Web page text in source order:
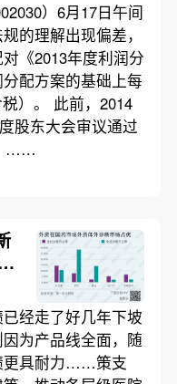
）6月17日午间
的理解出现偏差，
《2013年度利润分
配方案的基础上每
）。 此前，2014
股东大会审议通过
……
经走了好几年下坡
为产品线全面，随
更具耐力……策支